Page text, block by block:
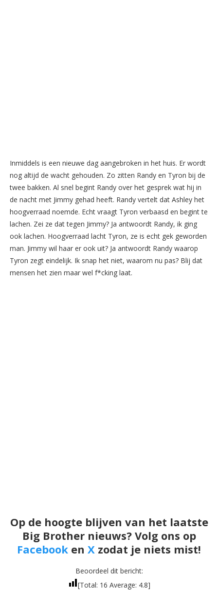
Inmiddels is een nieuwe dag aangebroken in het huis. Er wordt
nog altijd de wacht gehouden. Zo zitten Randy en Tyron bij de
twee bakken. Al snel begint Randy over het gesprek wat hij in
de nacht met Jimmy gehad heeft. Randy vertelt dat Ashley het
hoogverraad noemde. Echt vraagt Tyron verbaasd en begint te
lachen. Zei ze dat tegen Jimmy? Ja antwoordt Randy, ik ging
ook lachen. Hoogverraad lacht Tyron, ze is echt gek geworden
man. Jimmy wil haar er ook uit? Ja antwoordt Randy waarop
Tyron zegt eindelijk. Ik snap het niet, waarom nu pas? Blij dat
mensen het zien maar wel f*cking laat.
Op de hoogte blijven van het laatste
Big Brother nieuws? Volg ons op
Facebook en X zodat je niets mist!
Beoordeel dit bericht:
[Total: 16 Average: 4.8]